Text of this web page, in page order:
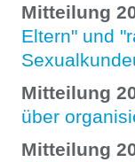
Mitteilung
Eltern" und
Mitteilung
über
Mitteilung